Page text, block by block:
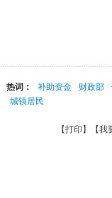
热词： 补助资金 财政部
城镇居民
【打印 】【我